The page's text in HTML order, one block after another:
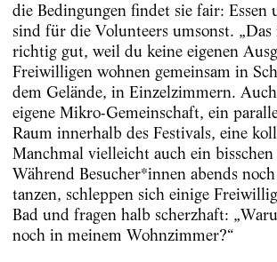
die Bedingungen findet sie fair: Essen
sind für die Volunteers umsonst.
richtig gut, weil du keine eigenen
Freiwilligen wohnen gemeinsam in
dem Gelände, in Einzelzimmern.
eigene Mikro-Gemeinschaft, ein
Raum innerhalb des Festivals, eine
Manchmal vielleicht auch ein
Während Besucher*innen abends
tanzen, schleppen sich einige
Bad und fragen halb scherzhaft:
noch in meinem Wohnzimmer?“